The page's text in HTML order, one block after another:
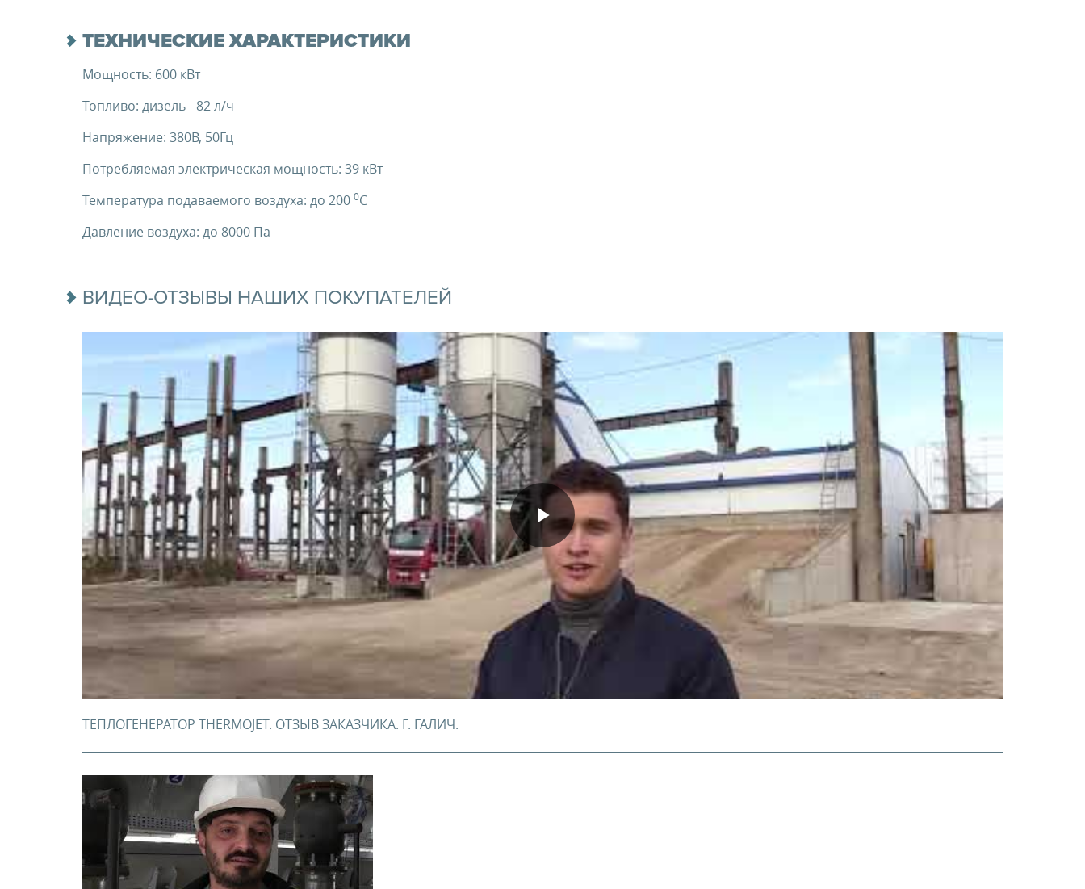
ТЕХНИЧЕСКИЕ ХАРАКТЕРИСТИКИ
Мощность: 600 кВт
Топливо: дизель - 82 л/ч
Напряжение: 380В, 50Гц
Потребляемая электрическая мощность: 39 кВт
Температура подаваемого воздуха: до 200 0C
Давление воздуха: до 8000 Па
ВИДЕО-ОТЗЫВЫ НАШИХ ПОКУПАТЕЛЕЙ
ТЕПЛОГЕНЕРАТОР THERMOJET. ОТЗЫВ ЗАКАЗЧИКА. Г. ГАЛИЧ.